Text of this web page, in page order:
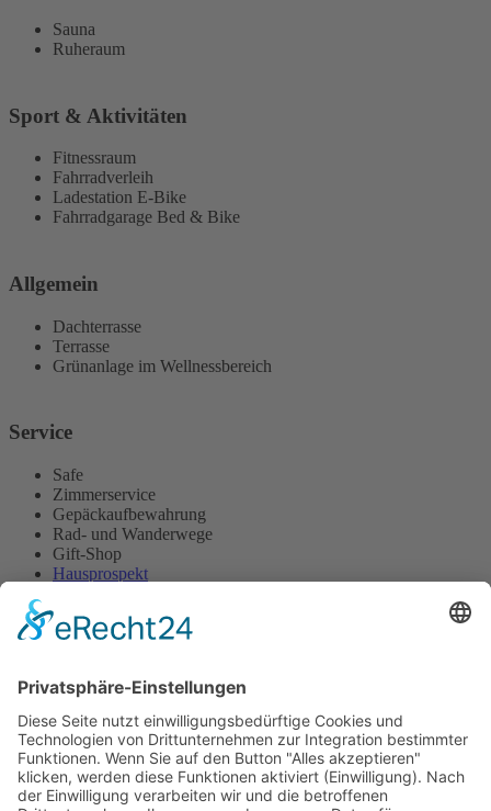
Sauna
Ruheraum
Sport & Aktivitäten
Fitnessraum
Fahrradverleih
Ladestation E-Bike
Fahrradgarage Bed & Bike
Allgemein
Dachterrasse
Terrasse
Grünanlage im Wellnessbereich
Service
Safe
Zimmerservice
Gepäckaufbewahrung
Rad- und Wanderwege
Gift-Shop
Hausprospekt
Hotel tenHoopen • Restaurant Deele
Zum Kurgarten 24 | 34414 Warburg-Germete | Telefon